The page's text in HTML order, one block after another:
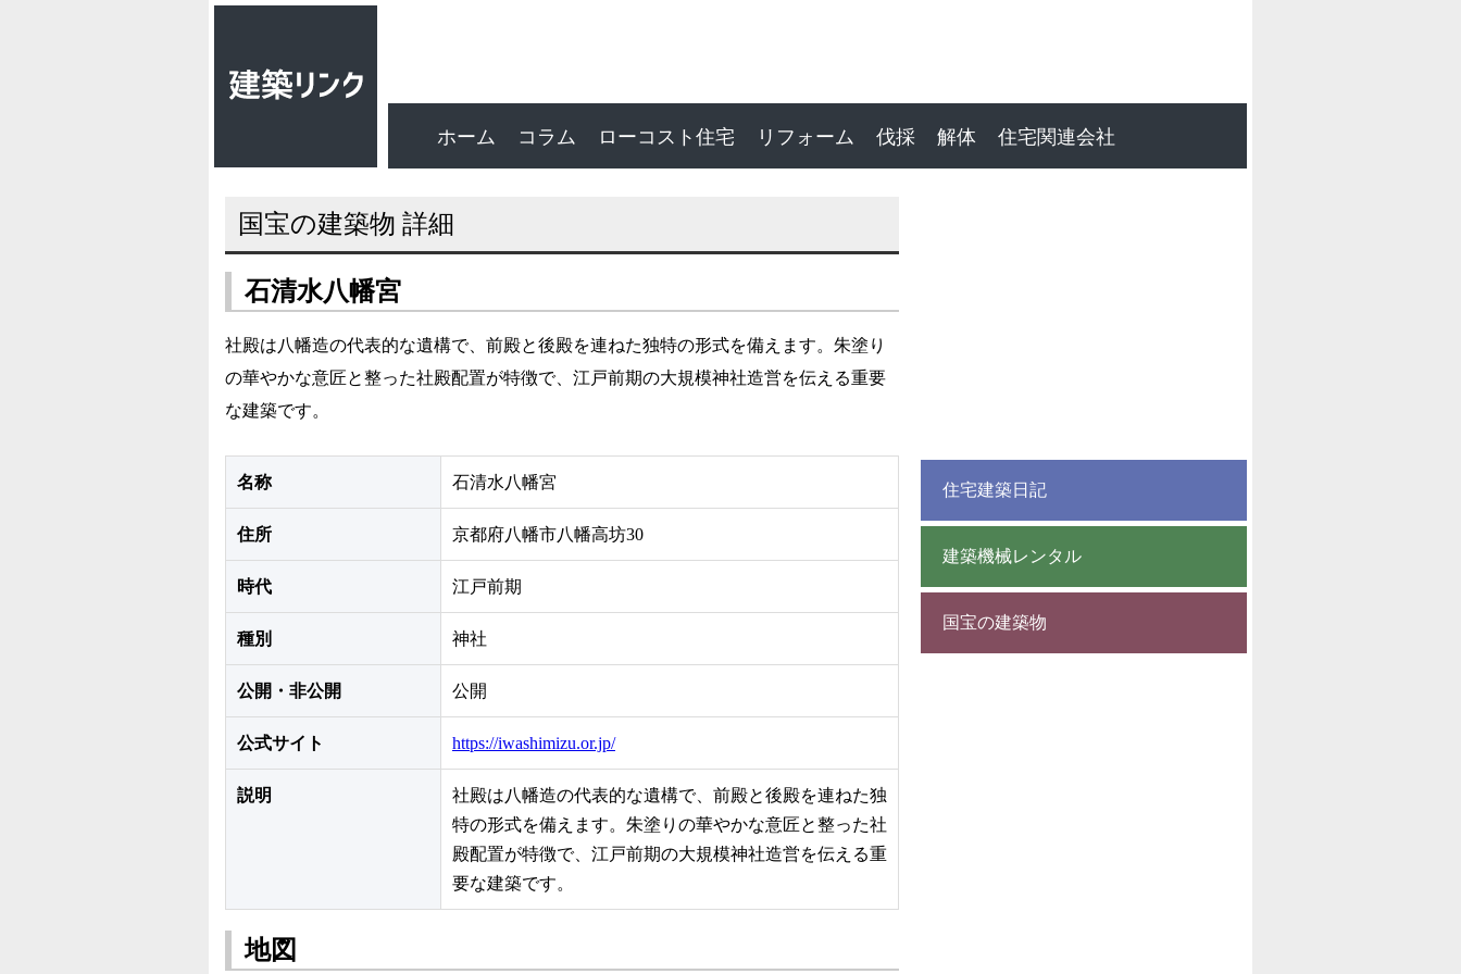
ホーム コラム ローコスト住宅 リフォーム 伐採 解体 住宅関連会社
国宝の建築物 詳細
石清水八幡宮
社殿は八幡造の代表的な遺構で、前殿と後殿を連ねた独特の形式を備えます。朱塗り
の華やかな意匠と整った社殿配置が特徴で、江戸前期の大規模神社造営を伝える重要
な建築です。
名称 石清水八幡宮
住所 京都府八幡市八幡高坊30
時代 江戸前期
種別 神社
公開・非公開 公開
公式サイト https://iwashimizu.or.jp/
説明
社殿は八幡造の代表的な遺構で、前殿と後殿を連ねた独
特の形式を備えます。朱塗りの華やかな意匠と整った社
殿配置が特徴で、江戸前期の大規模神社造営を伝える重
要な建築です。
地図
住宅建築日記
建築機械レンタル
国宝の建築物